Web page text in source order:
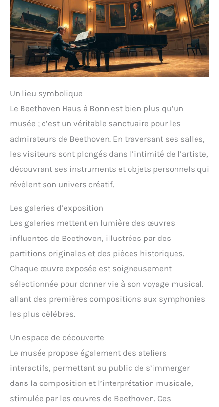
Un lieu symbolique
Le Beethoven Haus à Bonn est bien plus qu’un
musée ; c’est un véritable sanctuaire pour les
admirateurs de Beethoven. En traversant ses salles,
les visiteurs sont plongés dans l’intimité de l’artiste,
découvrant ses instruments et objets personnels qui
révèlent son univers créatif.
Les galeries d’exposition
Les galeries mettent en lumière des œuvres
influentes de Beethoven, illustrées par des
partitions originales et des pièces historiques.
Chaque œuvre exposée est soigneusement
sélectionnée pour donner vie à son voyage musical,
allant des premières compositions aux symphonies
les plus célèbres.
Un espace de découverte
Le musée propose également des ateliers
interactifs, permettant au public de s’immerger
dans la composition et l’interprétation musicale,
stimulée par les œuvres de Beethoven. Ces